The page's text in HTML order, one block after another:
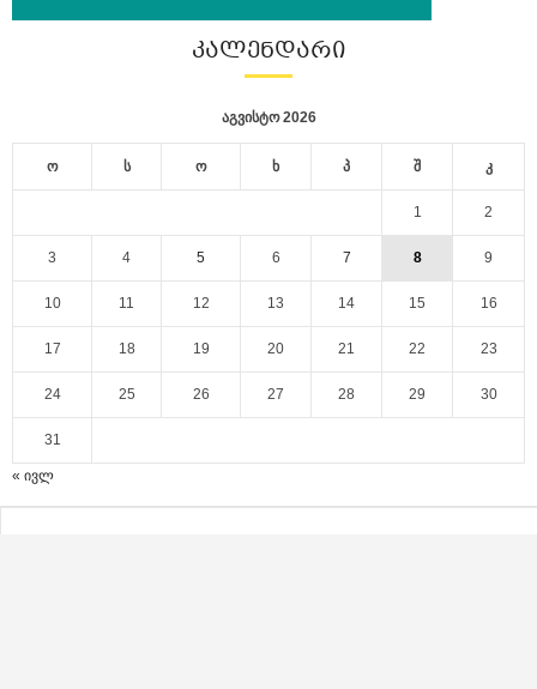
ᲙᲐᲚᲔᲜᲓᲐᲠᲘ
აგვისტო 2026
ო ს ო ხ პ შ კ
1 2
3 4 5 6 7 8 9
10 11 12 13 14 15 16
17 18 19 20 21 22 23
24 25 26 27 28 29 30
31
« ივლ